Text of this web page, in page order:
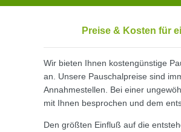
Preise & Kosten für
Wir bieten Ihnen kostengünstige
an. Unsere Pauschalpreise sind
Annahmestellen. Bei einer
mit Ihnen besprochen und dem
Den größten Einfluß auf die